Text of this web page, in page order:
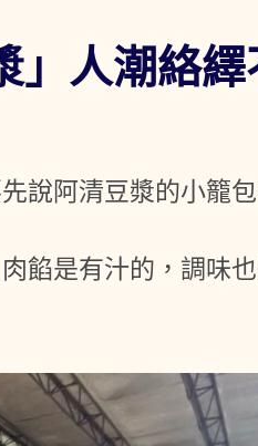
」人潮絡
說阿清豆漿的小籠
餡是有汁的，調味